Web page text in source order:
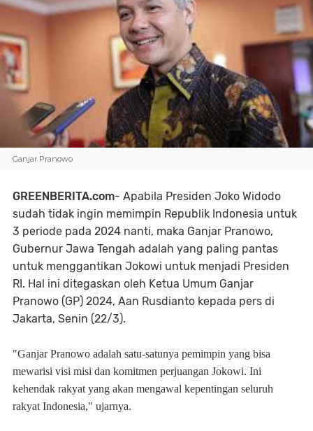
Ganjar Pranowo
GREENBERITA.com- Apabila Presiden Joko Widodo
sudah tidak ingin memimpin Republik Indonesia untuk
3 periode pada 2024 nanti, maka Ganjar Pranowo,
Gubernur Jawa Tengah adalah yang paling pantas
untuk menggantikan Jokowi untuk menjadi Presiden
RI. Hal ini ditegaskan oleh Ketua Umum Ganjar
Pranowo (GP) 2024, Aan Rusdianto kepada pers di
Jakarta, Senin (22/3).
"Ganjar Pranowo adalah satu-satunya pemimpin yang bisa
mewarisi visi misi dan komitmen perjuangan Jokowi. Ini
kehendak rakyat yang akan mengawal kepentingan seluruh
rakyat Indonesia," ujarnya.